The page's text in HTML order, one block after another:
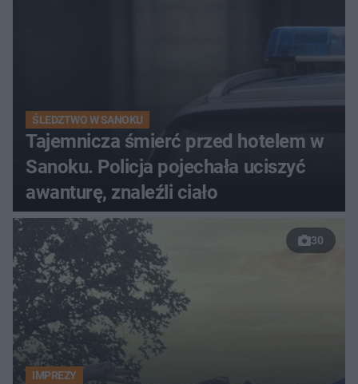
ŚLEDZTWO W SANOKU
Tajemnicza śmierć przed hotelem w
Sanoku. Policja pojechała uciszyć
awanturę, znaleźli ciało
30
IMPREZY